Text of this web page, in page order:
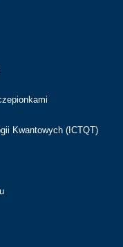
Kwantowych (ICTQT)